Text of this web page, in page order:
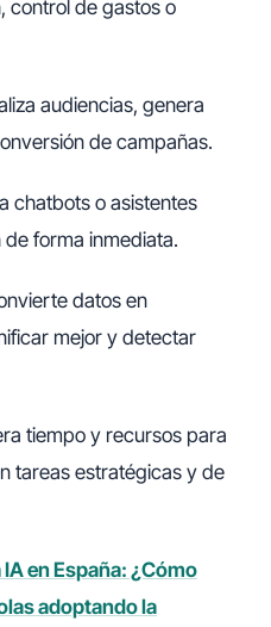
control de gastos o
audiencias, genera
de campañas.
chatbots o asistentes
forma inmediata.
datos en
mejor y detectar
tiempo y recursos para
tareas estratégicas y de
IA en España: ¿Cómo
adoptando la